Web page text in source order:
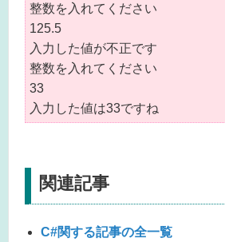
整数を入れてください
125.5
入力した値が不正です
整数を入れてください
33
入力した値は33ですね
関連記事
C#関する記事の全一覧